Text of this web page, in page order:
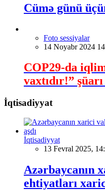
Cümə günü
Foto sessiyalar
14 Noyabr 2024
COP29-da
vaxtıdır!”
İqtisadiyyat
İqtisadiyyat
13 Fevral 2025,
Azərbaycanın
ehtiyatları